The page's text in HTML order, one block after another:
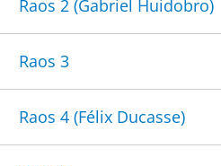
Raos 2 (Gabriel Huidobro)
Raos 3
Raos 4 (Félix Ducasse)